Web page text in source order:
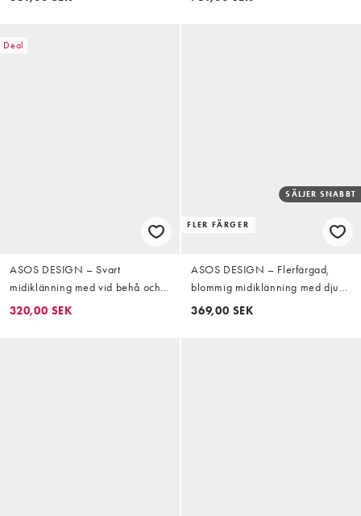
Deal
ASOS DESIGN – Svart
midiklänning med vid behå och
smala axelband
320,00 SEK
FLER FÄRGER
SÄLJER SNABBT
ASOS DESIGN – Flerfärgad,
blommig midiklänning med djup
halsringning och knytning framtill
369,00 SEK